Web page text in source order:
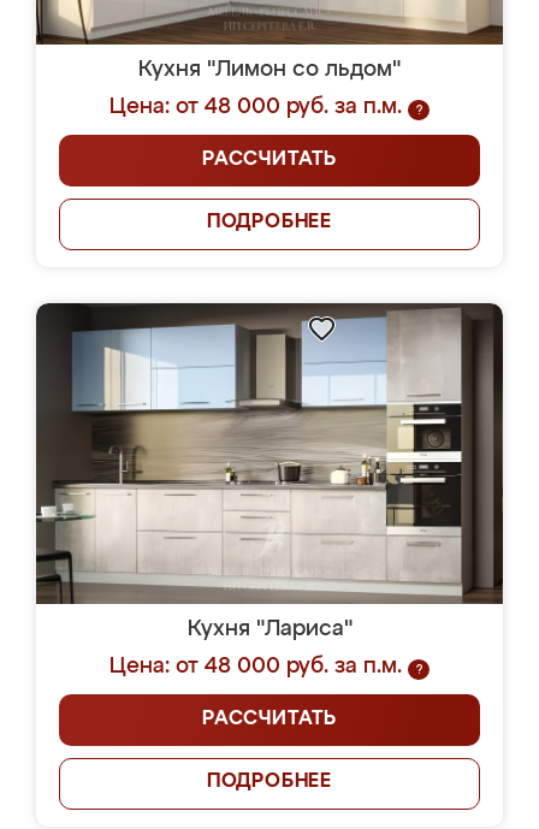
Кухня "Лимон со льдом"
Цена: от 48 000 руб. за п.м.
?
РАССЧИТАТЬ
ПОДРОБНЕЕ
Кухня "Лариса"
Цена: от 48 000 руб. за п.м.
?
РАССЧИТАТЬ
ПОДРОБНЕЕ